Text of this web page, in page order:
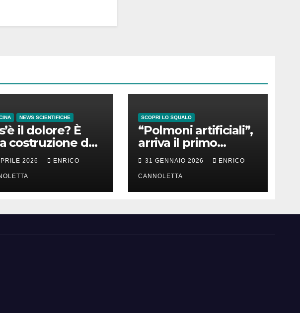
NEWS SCIENTIFICHE
il dolore? È
costruzione del
2026 ENRICO
SCOPRI LO SQUALO
“Polmoni artificiali”,
arriva il primo
successo
31 GENNAIO 2026 ENRICO
CANNOLETTA